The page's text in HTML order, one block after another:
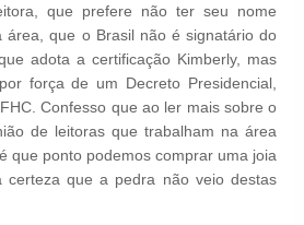
que prefere não ter seu nome
área, que o Brasil não é signatário do
adota a certificação Kimberly, mas
força de um Decreto Presidencial,
Confesso que ao ler mais sobre o
de leitoras que trabalham na área
que ponto podemos comprar uma joia
certeza que a pedra não veio destas